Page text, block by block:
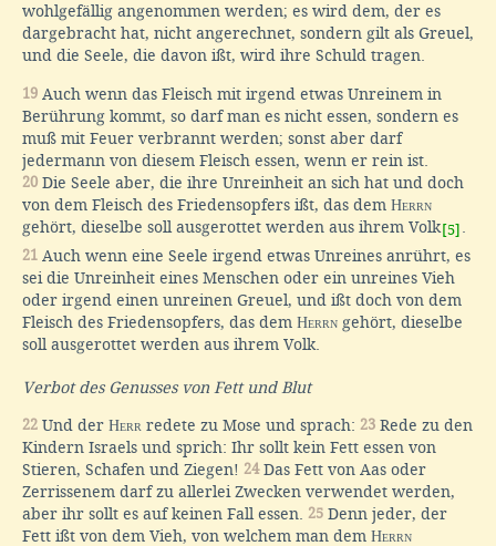
wohlgefällig angenommen werden; es wird dem, der es
dargebracht hat, nicht angerechnet, sondern gilt als Greuel,
und die Seele, die davon ißt, wird ihre Schuld tragen.
19 Auch wenn das Fleisch mit irgend etwas Unreinem in
Berührung kommt, so darf man es nicht essen, sondern es
muß mit Feuer verbrannt werden; sonst aber darf
jedermann von diesem Fleisch essen, wenn er rein ist.
20 Die Seele aber, die ihre Unreinheit an sich hat und doch
von dem Fleisch des Friedensopfers ißt, das dem Herrn
gehört, dieselbe soll ausgerottet werden aus ihrem Volk[5]
21 Auch wenn eine Seele irgend etwas Unreines anrührt, es
sei die Unreinheit eines Menschen oder ein unreines Vieh
oder irgend einen unreinen Greuel, und ißt doch von dem
Fleisch des Friedensopfers, das dem Herrn gehört, dieselbe
soll ausgerottet werden aus ihrem Volk.
Verbot des Genusses von Fett und Blut
22 Und der Herr redete zu Mose und sprach: 23 Rede zu den
Kindern Israels und sprich: Ihr sollt kein Fett essen von
Stieren, Schafen und Ziegen! 24Das Fett von Aas oder
Zerrissenem darf zu allerlei Zwecken verwendet werden,
aber ihr sollt es auf keinen Fall essen. 25 Denn jeder, der
Fett ißt von dem Vieh, von welchem man dem Herrn